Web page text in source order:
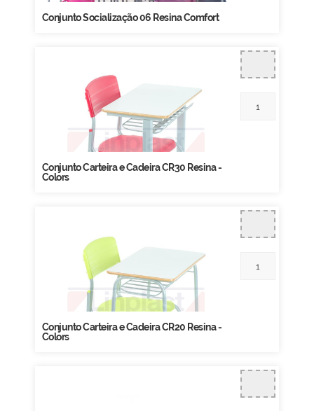
Conjunto Socialização 06 Resina Comfort
Conjunto Carteira e Cadeira CR30 Resina -
Colors
Conjunto Carteira e Cadeira CR20 Resina -
Colors